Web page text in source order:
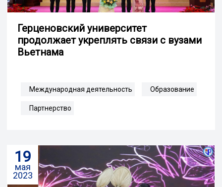
Герценовский университет
продолжает укреплять связи с вузами
Вьетнама
Международная деятельность Образование
Партнерство
19
мая
2023